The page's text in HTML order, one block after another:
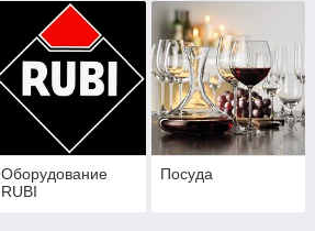
Оборудование
RUBI
Посуда